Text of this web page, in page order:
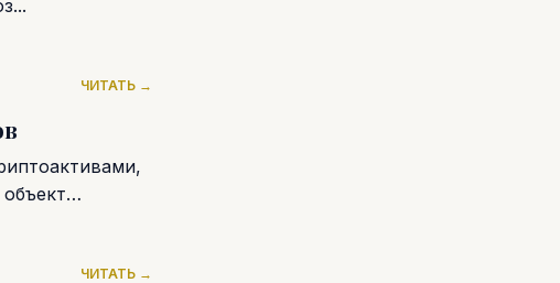
ЧИТАТЬ →
ЧИТАТЬ →